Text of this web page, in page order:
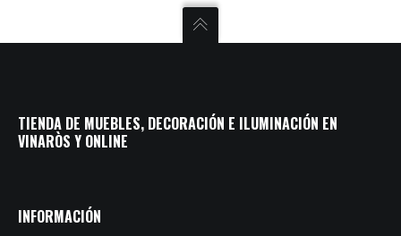
TIENDA DE MUEBLES, DECORACIÓN E ILUMINACIÓN EN
VINARÒS Y ONLINE
INFORMACIÓN